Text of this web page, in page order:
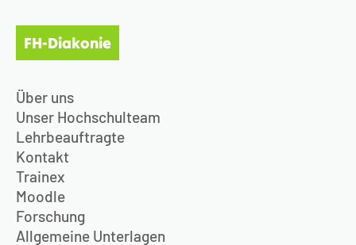
FH-Diakonie
Über uns
Unser Hochschulteam
Lehrbeauftragte
Kontakt
Trainex
Moodle
Forschung
Allgemeine Unterlagen